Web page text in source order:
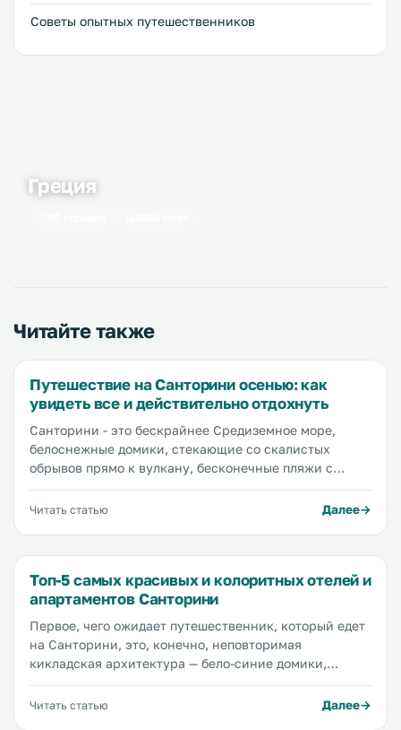
Советы опытных путешественников
Греция
Читайте также
Путешествие на Санторини осенью: как
увидеть все и действительно отдохнуть
Санторини - это бескрайнее Средиземное море,
белоснежные домики, стекающие со скалистых
обрывов прямо к вулкану, бесконечные пляжи с
мягким песком, аутентичные отели и гостевые дома,
самые красивые в мире закаты, вкусная и полезная
красивые города и пляжи, составить идеальный
маршрут по Санторини и рассказать вам о своем
опыте.
Читать статью Далее
Топ-5 самых красивых и колоритных отелей и
апартаментов Санторини
Первое, чего ожидает путешественник, который едет
на Санторини, это, конечно, неповторимая
кикладская архитектура — бело-синие домики,
которые словно растеклись по скалам — а только
потом уже море, пляжи, греческая кухня и
Читать статью Далее